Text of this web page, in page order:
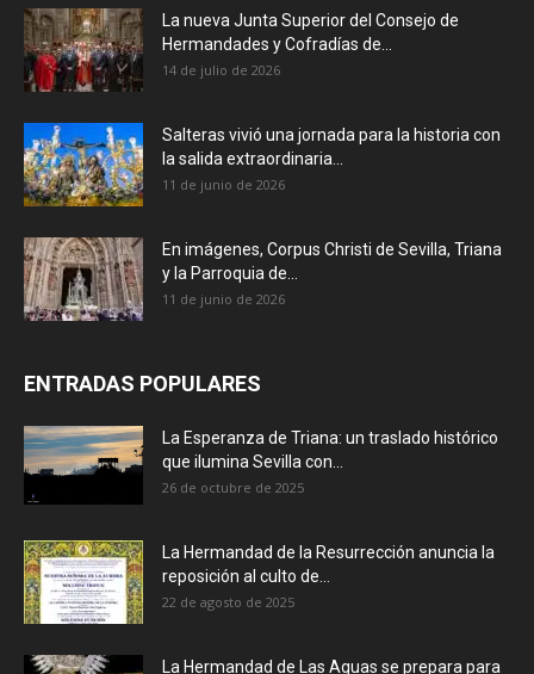
La nueva Junta Superior del Consejo de
Hermandades y Cofradías de...
14 de julio de 2026
Salteras vivió una jornada para la historia con
la salida extraordinaria...
11 de junio de 2026
En imágenes, Corpus Christi de Sevilla, Triana
y la Parroquia de...
11 de junio de 2026
ENTRADAS POPULARES
La Esperanza de Triana: un traslado histórico
que ilumina Sevilla con...
26 de octubre de 2025
La Hermandad de la Resurrección anuncia la
reposición al culto de...
22 de agosto de 2025
La Hermandad de Las Aguas se prepara para